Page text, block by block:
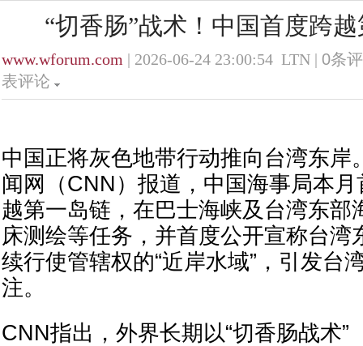
“切香肠”战术！中国首度跨
www.wforum.com | 2026-06-24 23:00:54 LTN | 0条
表评论
中国正将灰色地带行动推向台湾东岸
闻网（CNN）报道，中国海事局本
越第一岛链，在巴士海峡及台湾东部
床测绘等任务，并首度公开宣称台湾
续行使管辖权的“近岸水域”，引发台
注。
CNN指出，外界长期以“切香肠战术”